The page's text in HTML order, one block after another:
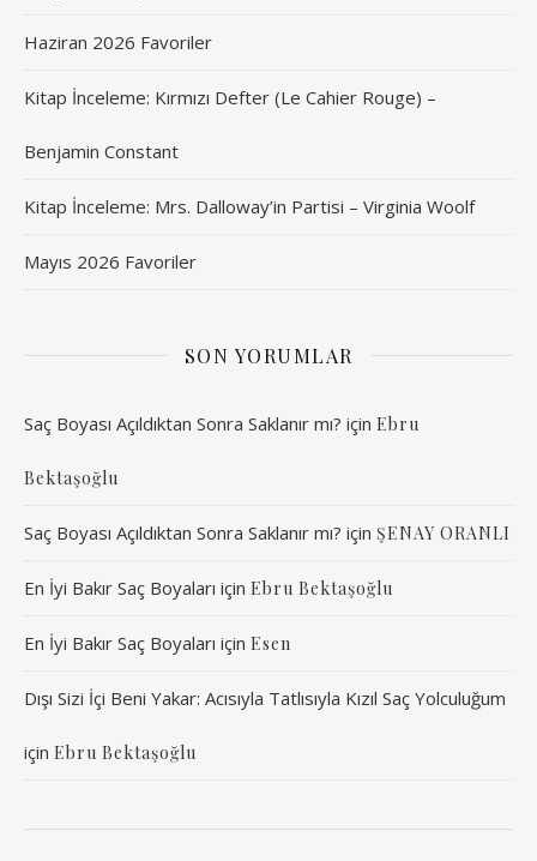
Haziran 2026 Favoriler
Kitap İnceleme: Kırmızı Defter (Le Cahier Rouge) –
Benjamin Constant
Kitap İnceleme: Mrs. Dalloway’in Partisi – Virginia Woolf
Mayıs 2026 Favoriler
SON YORUMLAR
Saç Boyası Açıldıktan Sonra Saklanır mı? için Ebru
Bektaşoğlu
Saç Boyası Açıldıktan Sonra Saklanır mı? için ŞENAY ORANLI
En İyi Bakır Saç Boyaları için Ebru Bektaşoğlu
En İyi Bakır Saç Boyaları için Esen
Dışı Sizi İçi Beni Yakar: Acısıyla Tatlısıyla Kızıl Saç Yolculuğum
için Ebru Bektaşoğlu